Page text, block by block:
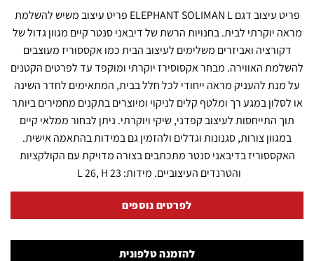
פריט עיצוב דגם ELEPHANT SOLIMAN L פריט עיצוב משיש להשלמת
מראה יוקרתי לבית. בחנויות הרשת של דיבאני סנטר קיים מגוון גדול של
דקורציה ואביזרים משלימים לעיצוב הבית כמו אקססוריז מעוצבים
להשלמת האווירה. מבחר אקסוסירז יוקרתי ומוקפד עד לפרטים הקטנים
על מנת להעניק מראה ייחודי לכל חלל בבית, המתאימים לחדר השינה
או לסלון במגע רך ומלטף קלים לניקוי ומיוצרים בתקנים מחמירים ביותר
תוך התייחסות לעיצוב קפדני, שיקי ויוקרתי. ניתן לבחור ממלאי קיים
במגוון צורות, סגנונות וגדלים ולהזמין גם במידות בהתאמה אישית.
האקססוריזבדיבאני סנטר מתכתבים בצורה מדויקת עם הקולקציות
והטרנדים העיצוביים. מידות: L 26, H 23
לפרטים נוספים
להזמנה טלפונית